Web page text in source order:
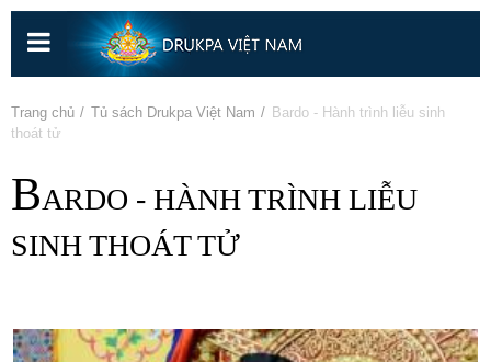
Nhảy
nội
dung
Trang chủ » Tủ sách Drukpa Việt Nam » Bardo - Hành trình liễu sinh
thoát tử
BARDO - HÀNH TRÌNH LIỄU
SINH THOÁT TỬ